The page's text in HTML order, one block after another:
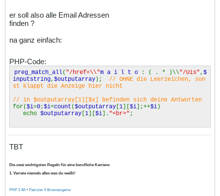
er soll also alle Email Adressen
finden ?
na ganz einfach:
PHP-Code:
preg_match_all( "/href=\\"m a i l t o : ( . * )\\"/Uis" , $
inputstring, $outputarray); // OHNE die Leerzeichen, son
st klappt die Anzeige hier nicht
// in $outputarray[1][$x] befinden sich deine Antworten
for($i=0;$i<count ($outputarray [1][$i];++$i)
echo $outputarray [1][$i]. "<br>" ;
TBT
Die zwei wichtigsten Regeln für eine berufliche Karriere:
1. Verrate niemals alles was du weißt!
PHP 2 All • Patrizier II Browsergame